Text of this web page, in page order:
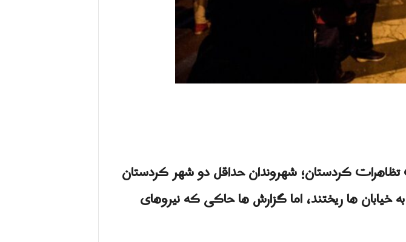
کردستان؛ شهروندان حداقل دو شهر کردستان
خیابان ها ریختند، اما گزارش ها حاکی که نیروهای